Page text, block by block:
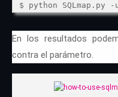
$ python SQLmap.py -
En los resultados
contra el parámetro.